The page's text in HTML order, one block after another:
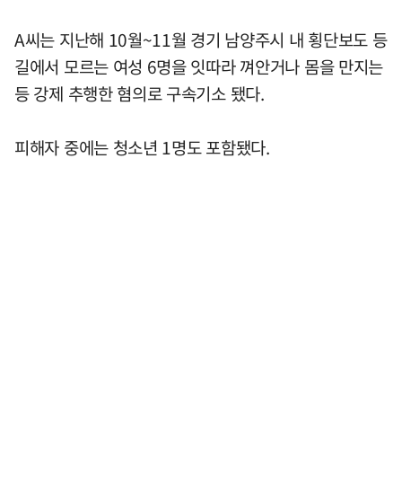
A씨는 지난해 10월~11월 경기 남양주시 내 횡단보도 등
길에서 모르는 여성 6명을 잇따라 껴안거나 몸을 만지는
등 강제 추행한 혐의로 구속기소 됐다.
피해자 중에는 청소년 1명도 포함됐다.